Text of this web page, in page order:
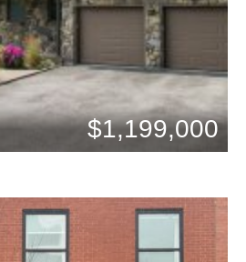
Bains: 1
$1,199,000